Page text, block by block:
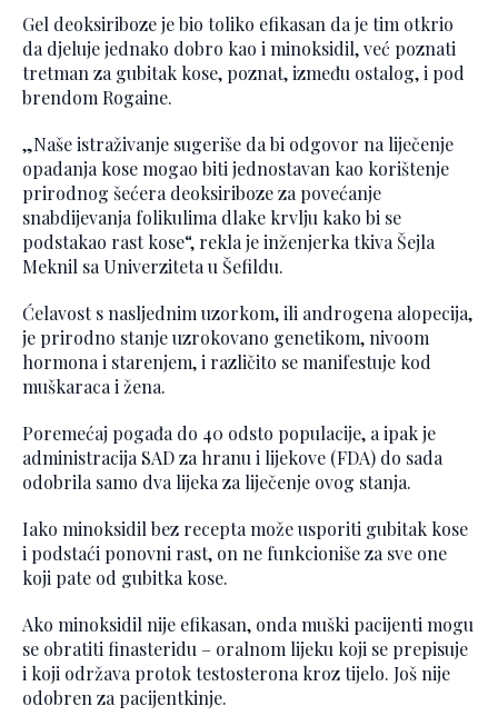
Gel deoksiriboze je bio toliko efikasan da je tim otkrio
da djeluje jednako dobro kao i minoksidil, već poznati
tretman za gubitak kose, poznat, između ostalog, i pod
brendom Rogaine.
„Naše istraživanje sugeriše da bi odgovor na liječenje
opadanja kose mogao biti jednostavan kao korištenje
prirodnog šećera deoksiriboze za povećanje
snabdijevanja folikulima dlake krvlju kako bi se
podstakao rast kose“, rekla je inženjerka tkiva Šejla
Meknil sa Univerziteta u Šefildu.
Ćelavost s nasljednim uzorkom, ili androgena alopecija,
je prirodno stanje uzrokovano genetikom, nivoom
hormona i starenjem, i različito se manifestuje kod
muškaraca i žena.
Poremećaj pogađa do 40 odsto populacije, a ipak je
administracija SAD za hranu i lijekove (FDA) do sada
odobrila samo dva lijeka za liječenje ovog stanja.
Iako minoksidil bez recepta može usporiti gubitak kose
i podstaći ponovni rast, on ne funkcioniše za sve one
koji pate od gubitka kose.
Ako minoksidil nije efikasan, onda muški pacijenti mogu
se obratiti finasteridu – oralnom lijeku koji se prepisuje
i koji održava protok testosterona kroz tijelo. Još nije
odobren za pacijentkinje.